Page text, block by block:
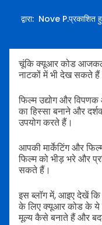
द्वारा: Nove P.प्रकाशित
चूंकि क्यूआर कोड आजकल
नाटकों में भी देख सकते
फिल्म उद्योग और विपणक
का हिस्सा बनाने और
उपयोग करते हैं।
आपकी मार्केटिंग और
फिल्म को भीड़ भरे और
सकते हैं।
इस ब्लॉग में, आइए देखें
के लिए क्यूआर कोड के ये
मूल्य कैसे बनाते हैं और